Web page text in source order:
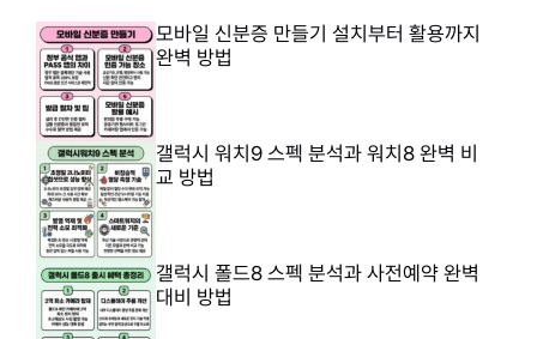
모바일 신분증 만들기 설치부터 활용까지
완벽 방법
갤럭시 워치9 스펙 분석과 워치8 완벽 비
교 방법
갤럭시 폴드8 스펙 분석과 사전예약 완벽
대비 방법